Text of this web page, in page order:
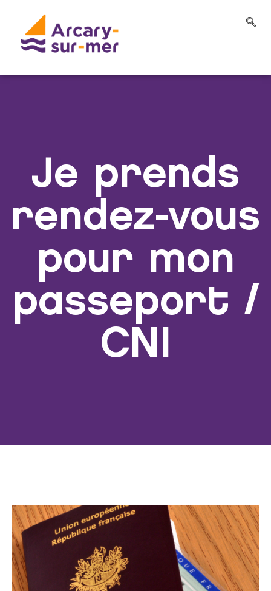
Je prends
rendez-vous
pour mon
passeport /
CNI